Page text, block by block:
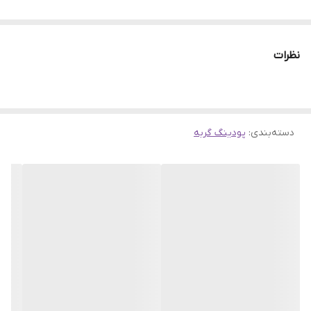
نظرات
دسته‌بندی: پودینگ گربه